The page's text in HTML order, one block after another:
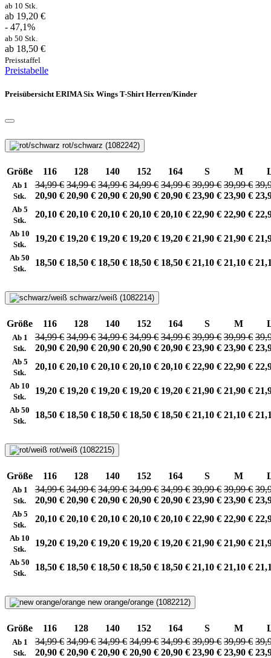
ab 10 Stk.
ab 19,20 €
- 47,1%
ab 50 Stk.
ab 18,50 €
Preisstaffel
Preistabelle
Preisübersicht ERIMA Six Wings T-Shirt Herren/Kinder
rot/schwarz (1082242)
Größe 116 128 140 152 164 S M
Ab 1
Stk.
34,99 €
20,90 €
34,99 €
20,90 €
34,99 €
20,90 €
34,99 €
20,90 €
34,99 €
20,90 €
39,99 €
23,90 €
39,99 €
23,90 €
Ab 5
Stk.
20,10 € 20,10 € 20,10 € 20,10 € 20,10 € 22,90 € 22,90 €
Ab 10
Stk.
19,20 € 19,20 € 19,20 € 19,20 € 19,20 € 21,90 € 21,90 €
Ab 50
Stk.
18,50 € 18,50 € 18,50 € 18,50 € 18,50 € 21,10 € 21,10 €
schwarz/weiß (1082214)
Größe 116 128 140 152 164 S M
Ab 1
Stk.
34,99 €
20,90 €
34,99 €
20,90 €
34,99 €
20,90 €
34,99 €
20,90 €
34,99 €
20,90 €
39,99 €
23,90 €
39,99 €
23,90 €
Ab 5
Stk.
20,10 € 20,10 € 20,10 € 20,10 € 20,10 € 22,90 € 22,90 €
Ab 10
Stk.
19,20 € 19,20 € 19,20 € 19,20 € 19,20 € 21,90 € 21,90 €
Ab 50
Stk.
18,50 € 18,50 € 18,50 € 18,50 € 18,50 € 21,10 € 21,10 €
rot/weiß (1082215)
Größe 116 128 140 152 164 S M
Ab 1
Stk.
34,99 €
20,90 €
34,99 €
20,90 €
34,99 €
20,90 €
34,99 €
20,90 €
34,99 €
20,90 €
39,99 €
23,90 €
39,99 €
23,90 €
Ab 5
Stk.
20,10 € 20,10 € 20,10 € 20,10 € 20,10 € 22,90 € 22,90 €
Ab 10
Stk.
19,20 € 19,20 € 19,20 € 19,20 € 19,20 € 21,90 € 21,90 €
Ab 50
Stk.
18,50 € 18,50 € 18,50 € 18,50 € 18,50 € 21,10 € 21,10 €
new orange/orange (1082212)
Größe 116 128 140 152 164 S M
Ab 1
Stk.
34,99 €
20,90 €
34,99 €
20,90 €
34,99 €
20,90 €
34,99 €
20,90 €
34,99 €
20,90 €
39,99 €
23,90 €
39,99 €
23,90 €